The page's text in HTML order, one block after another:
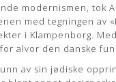
modernismen, tok
med tegningen av
i Klampenborg.
alvor den danske
av sin jødiske